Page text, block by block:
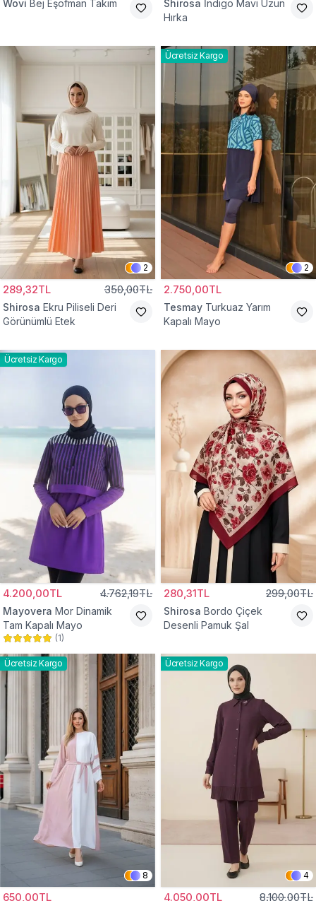
Wovi Bej Eşofman Takım Shirosa İndigo Mavi Uzun
Hırka
2
289,32TL 350,00TL
Shirosa Ekru Piliseli Deri
Görünümlü Etek
Ücretsiz Kargo
2
2.750,00TL
Tesmay Turkuaz Yarım
Kapalı Mayo
Ücretsiz Kargo
4.200,00TL 4.762,19TL
Mayovera Mor Dinamik
Tam Kapalı Mayo
(1)
280,31TL 299,00TL
Shirosa Bordo Çiçek
Desenli Pamuk Şal
Ücretsiz Kargo
8
650,00TL
Ücretsiz Kargo
4
4.050,00TL 8.100,00TL